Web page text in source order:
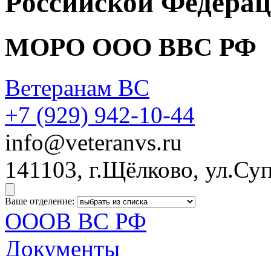
МОРО ООО ВВС РФ
Ветеранам ВС
+7 (929) 942-10-44
info@veteranvs.ru
141103, г.Щёлково,
Ваше отделение:
ОООВ ВС РФ
Документы